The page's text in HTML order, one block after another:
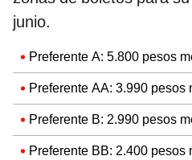
junio.
Preferente A: 5.800 pesos
Preferente AA: 3.990 pesos
Preferente B: 2.990 pesos
Preferente BB: 2.400 pesos